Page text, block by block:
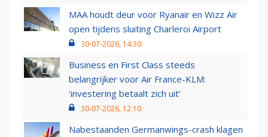
MAA houdt deur voor Ryanair en Wizz Air
open tijdens sluiting Charleroi Airport
30-07-2026, 14:30
Business en First Class steeds
belangrijker voor Air France-KLM:
‘investering betaalt zich uit’
30-07-2026, 12:10
Nabestaanden Germanwings-crash klagen